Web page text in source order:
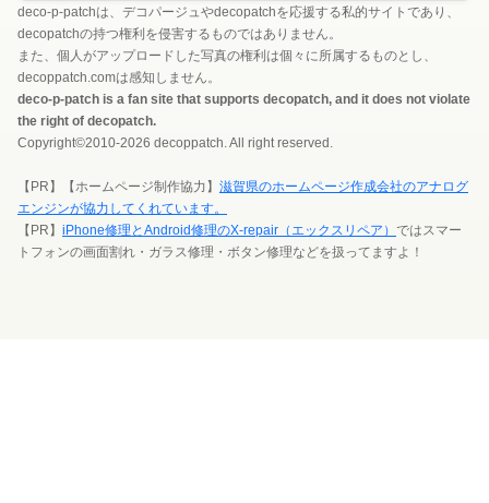
deco-p-patchは、デコパージュやdecopatchを応援する私的サイトであり、
decopatchの持つ権利を侵害するものではありません。
また、個人がアップロードした写真の権利は個々に所属するものとし、
decoppatch.comは感知しません。
deco-p-patch is a fan site that supports decopatch, and it does not violate
the right of decopatch.
Copyright©2010-2026 decoppatch. All right reserved.
【PR】【ホームページ制作協力】 滋賀県のホームページ作成会社のアナログ
エンジンが協力してくれています。
【PR】 iPhone修理とAndroid修理のX-repair（エックスリペア） ではスマー
トフォンの画面割れ・ガラス修理・ボタン修理などを扱ってますよ！